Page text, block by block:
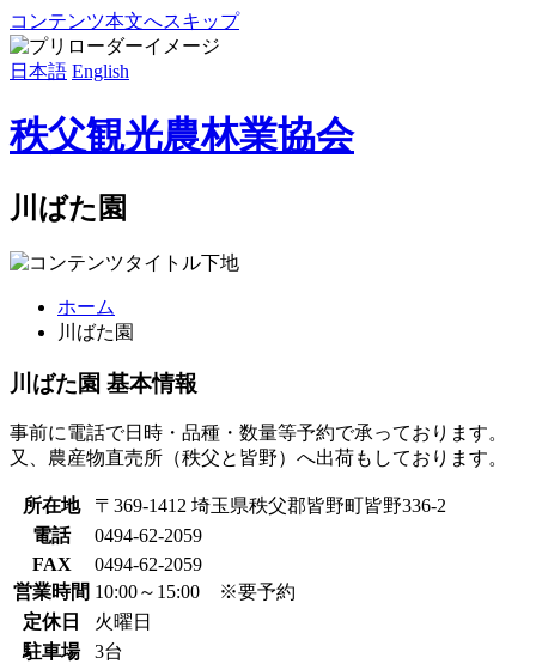
コンテンツ本文へスキップ
日本語 English
秩父観光農林業協会
川ばた園
ホーム
川ばた園
川ばた園 基本情報
事前に電話で日時・品種・数量等予約で承っております。
又、農産物直売所（秩父と皆野）へ出荷もしております。
所在地
〒369-1412 埼玉県秩父郡皆野町皆野336-2
電話
0494-62-2059
FAX
0494-62-2059
営業時間 10:00～15:00 ※要予約
定休日
火曜日
駐車場
3台